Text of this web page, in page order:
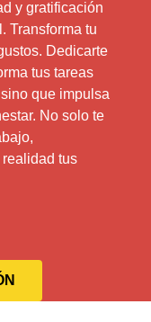
y gratificación
Transforma tu
Dedicarte
tus tareas
que impulsa
No solo te
tus